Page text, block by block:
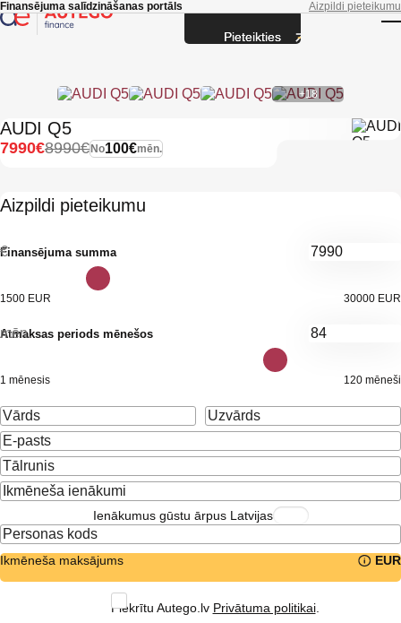
Skip to main content
Finansējuma salīdzināšanas portāls Aizpildi pieteikumu
+18
AUDI Q5
No100€mēn.
8990€
7990€
Aizpildi pieteikumu
Finansējuma summa
€
1500 EUR 30000 EUR
Atmaksas periods mēnešos
mēn.
1 mēnesis 120 mēneši
Ienākumus gūstu ārpus Latvijas
Ikmēneša maksājums EUR
Piekrītu Autego.lv Privātuma politikai.